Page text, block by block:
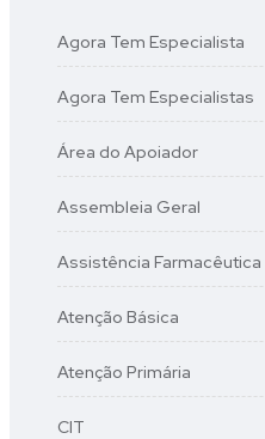
Agora Tem Especialista
Agora Tem Especialistas
Área do Apoiador
Assembleia Geral
Assistência Farmacêutica
Atenção Básica
Atenção Primária
CIT